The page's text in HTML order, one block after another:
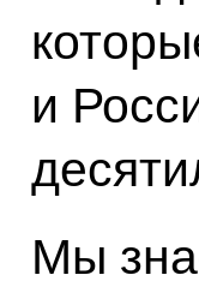
и
Мы